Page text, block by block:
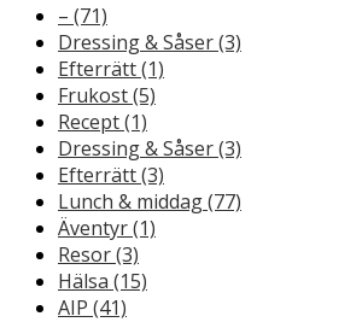
– (71)
Dressing & Såser(3)
Efterrätt(1)
Frukost(5)
Recept(1)
Dressing & Såser(3)
Efterrätt(3)
Lunch & middag(77)
Äventyr(1)
Resor(3)
Hälsa (15)
AIP (41)